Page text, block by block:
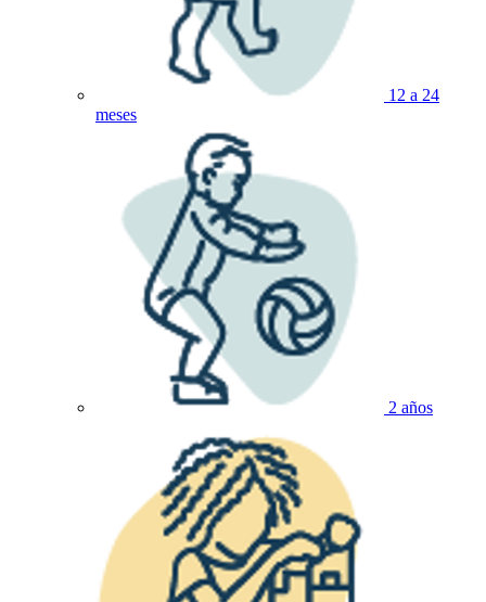
12 a 24
meses
2 años